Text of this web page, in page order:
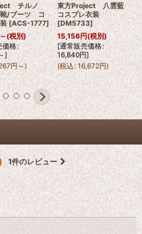
チルノ
靴/ブーツ コ
[ACS-1777]
～(税別)
価格:
]
円～)
東方Project 八雲藍
コスプレ衣装
[DM5733]
15,156円(税別)
[通常販売価格:
16,840円]
(税込: 16,672円)
1件のレビュー